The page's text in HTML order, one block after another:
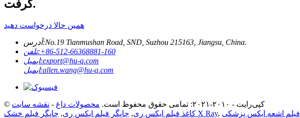
گرفت.
همین حالا درخواست دهید
آدرس:No.19 Tianmushan Road, SND, Suzhou 215163, Jiangsu, China.
تلفن:‎+86-512-66368881-160‎
ایمیل:export@hu-q.com
ایمیل:allen.wang@hu-q.com
© کپی‌رایت - ۲۰۱۰-۲۰۲۱: تمامی حقوق محفوظ است. محصولات داغ - نقشه سایت
کاغذ فیلم ایکس ری, چاپگر فیلم ایکس ری, چاپگر فیلم خشک X Ray, فیلم اشعه ایکس پزشکی